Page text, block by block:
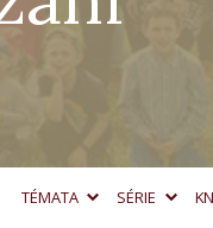
TÉMATA SÉRIE